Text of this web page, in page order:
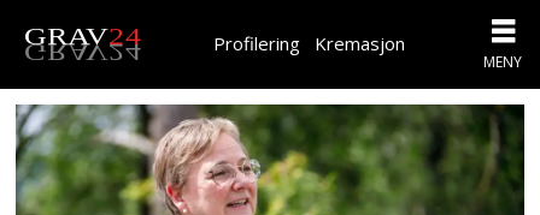
Profilering Kremasjon